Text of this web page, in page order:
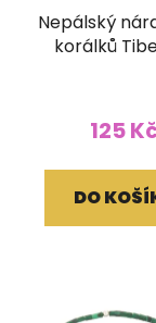
Nepálský
korálků
125
DO